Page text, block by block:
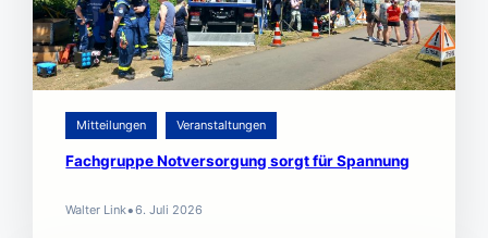
Mitteilungen Veranstaltungen
Fachgruppe Notversorgung sorgt für Spannung
Walter Link•6. Juli 2026